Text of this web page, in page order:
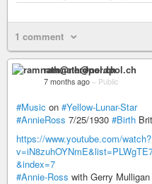
1 comment
ramnath@nerdpol.ch
7 months ago – Public
#Music on #Yellow-Lunar-Star
#AnnieRoss 7/25/1930 #Birth
https://www.youtube.com/watch?
&index=7
#Annie-Ross with Gerry